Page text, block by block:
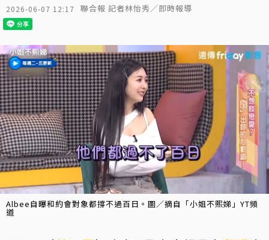
2026-06-07 12:17 聯合報 記者林怡秀／即時報導
Albee自曝和約會對象都撐不過百日。圖／摘自「小姐不熙娣」YT頻
道